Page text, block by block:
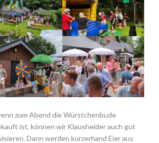
zum Abend die Würstchenbude
ist, können wir Klausheider auch gut
Dann werden kurzerhand Eier aus